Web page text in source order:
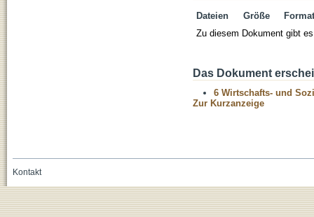
Dateien Größe
Format
Zu diesem Dokument gibt
Das Dokument
6 Wirtschafts- und
Zur Kurzanzeige
Kontakt